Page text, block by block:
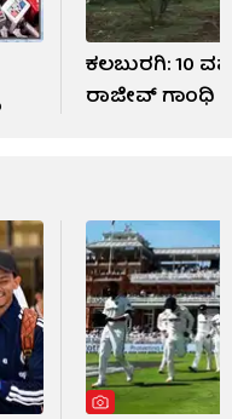
ಕಲಬುರಗಿ: 10
ರಾಜೀವ್ ಗಾಂಧಿ